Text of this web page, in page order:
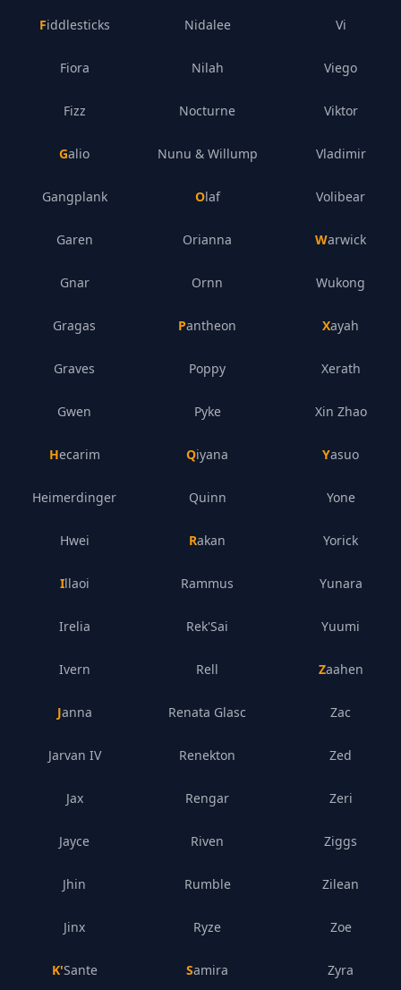
Fiddlesticks
Fiora
Fizz
Galio
Gangplank
Garen
Gnar
Gragas
Graves
Gwen
Hecarim
Heimerdinger
Hwei
Illaoi
Irelia
Ivern
Janna
Jarvan IV
Jax
Jayce
Jhin
Jinx
K'Sante
Nidalee
Nilah
Nocturne
Nunu & Willump
Olaf
Orianna
Ornn
Pantheon
Poppy
Pyke
Qiyana
Quinn
Rakan
Rammus
Rek'Sai
Rell
Renata Glasc
Renekton
Rengar
Riven
Rumble
Ryze
Samira
Vi
Viego
Viktor
Vladimir
Volibear
Warwick
Wukong
Xayah
Xerath
Xin Zhao
Yasuo
Yone
Yorick
Yunara
Yuumi
Zaahen
Zac
Zed
Zeri
Ziggs
Zilean
Zoe
Zyra